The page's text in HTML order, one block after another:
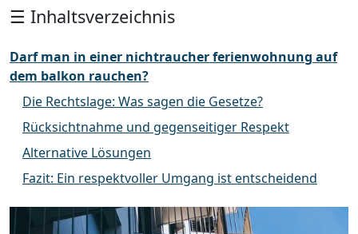
☰ Inhaltsverzeichnis
Darf man in einer nichtraucher ferienwohnung auf
dem balkon rauchen?
Die Rechtslage: Was sagen die Gesetze?
Rücksichtnahme und gegenseitiger Respekt
Alternative Lösungen
Fazit: Ein respektvoller Umgang ist entscheidend